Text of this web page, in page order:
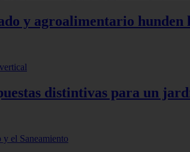
y agroalimentario hunden
distintivas para un